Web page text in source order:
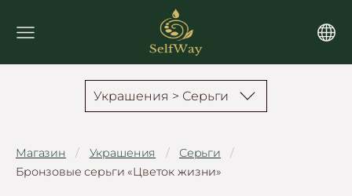
Украшения > Серьги
Магазин Украшения
Серьги
Бронзовые серьги «Цветок жизни»